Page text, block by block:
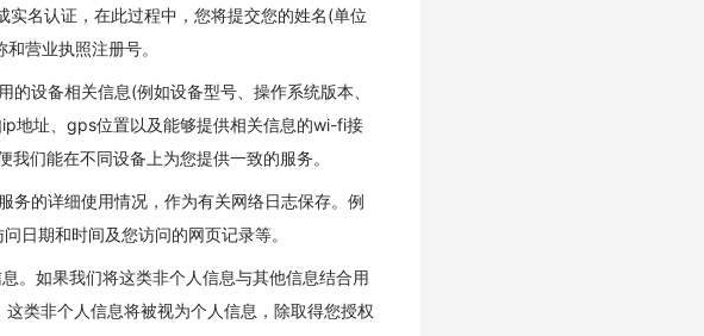
名认证，在此过程中，您将提交您的姓名(单位
营业执照注册号。
设备相关信息(例如设备型号、操作系统版本、
地址、gps位置以及能够提供相关信息的wi-fi接
们能在不同设备上为您提供一致的服务。
务的详细使用情况，作为有关网络日志保存。例
日期和时间及您访问的网页记录等。
。如果我们将这类非个人信息与其他信息结合用
类非个人信息将被视为个人信息，除取得您授权